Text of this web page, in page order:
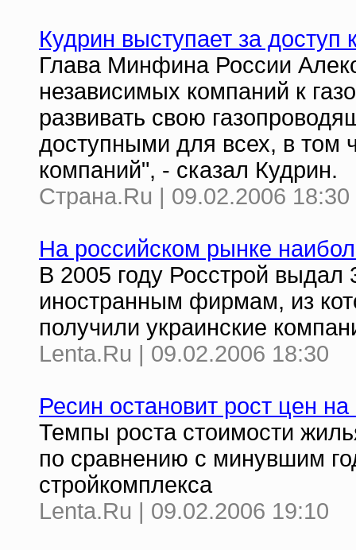
Кудрин выступает за доступ
Глава Минфина России
независимых компаний к
развивать свою
доступными для всех, в том
компаний", - сказал Кудрин.
Страна.Ru | 09.02.2006 18:30
На российском рынке
В 2005 году Росстрой выдал
иностранным фирмам, из
получили украинские
Lenta.Ru | 09.02.2006 18:30
Ресин остановит рост цен
Темпы роста стоимости
по сравнению с минувшим
стройкомплекса
Lenta.Ru | 09.02.2006 19:10